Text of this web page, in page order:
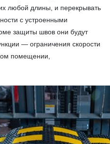
любой длины, и перекрывать
с устроенными
защиты швов они будут
— ограничения скорости
помещении,